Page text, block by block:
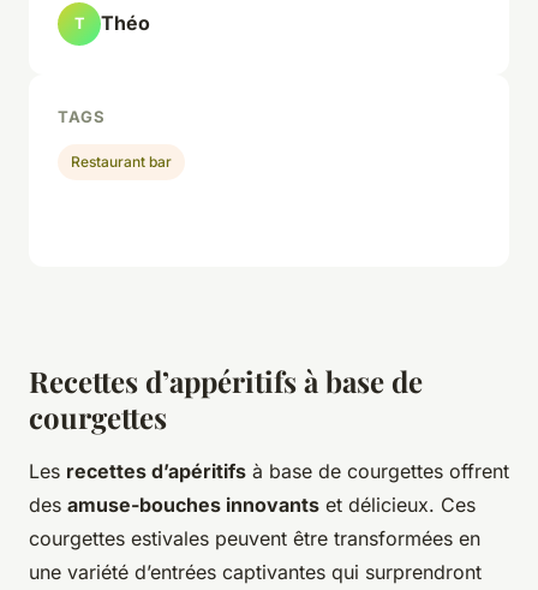
Recettes d’appéritifs à base de
courgettes
Les recettes d’apéritifs à base de courgettes offrent
des amuse-bouches innovants et délicieux. Ces
courgettes estivales peuvent être transformées en
une variété d’entrées captivantes qui surprendront
T Théo
TAGS
Restaurant bar